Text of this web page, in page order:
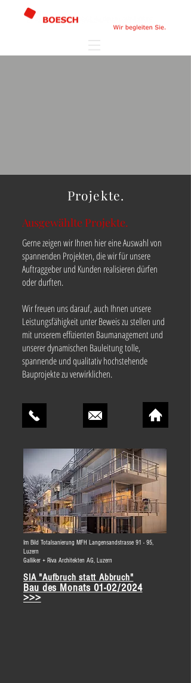
Projekte.
Ausgewählte Projekte.
Gerne zeigen wir Ihnen hier eine Auswahl von
spannenden Projekten, die wir für unsere
Auftraggeber und Kunden realisieren dürfen
oder durften.
Wir freuen uns darauf, auch Ihnen unsere
Leistungsfähigkeit unter Beweis zu stellen und
mit unserem effizienten Baumanagement und
unserer dynamischen Bauleitung tolle,
spannende und qualitativ hochstehende
Bauprojekte zu verwirklichen.
Im Bild Totalsanierung MFH Langensandstrasse 91 - 95,
Luzern
Galliker + Riva Architekten AG, Luzern
SIA "Aufbruch statt Abbruch"
Bau des Monats 01-02/2024
>>>